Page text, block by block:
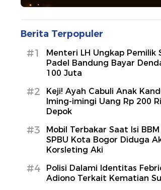
Berita Terpopuler
#1
Menteri LH Ungkap Pemilik
Padel Bandung Bayar
100 Juta
#2
Keji! Ayah Cabuli Anak
Iming-imingi Uang Rp 200
Depok
#3
Mobil Terbakar Saat Isi
SPBU Kota Bogor Diduga
Korsleting Aki
#4
Polisi Dalami Identitas
Adiono Terkait Kematian